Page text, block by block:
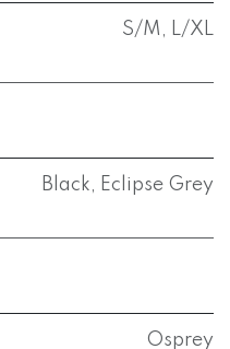
S/M , L/XL
Black, Eclipse Grey
Osprey